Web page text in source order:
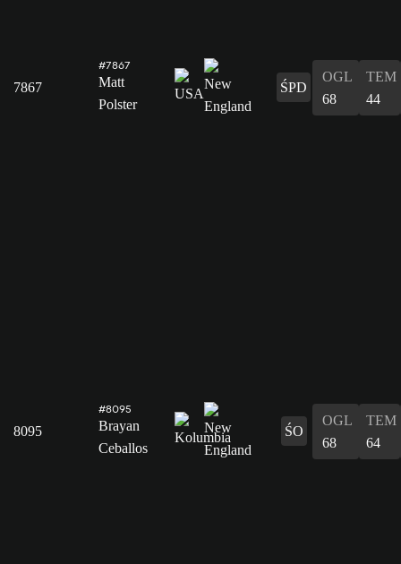
7867
#7867
Matt
Polster
ŚPD
OGL
68
TEM
44
8095
#8095
Brayan
Ceballos
ŚO
OGL
68
TEM
64